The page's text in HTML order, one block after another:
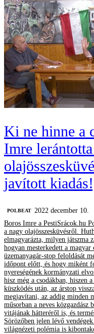
Ki ne hinne a
Imre
javított
‎POLBEAT 2022 december 10.
Boros Imre a PestiSrácok.hu
a nagy olajösszesküvésről.
elmagyarázta, milyen játszma
hogyan mesterkedett a
üzemanyagár-stop feloldását
időpont előtt, és hogy miként
nyereségének kormányzati
hisz még a csodákban, hiszen
küszködés után, az árstop
megjavítani, az addig minden
műsorban a neves
vitájának hátteréről is, és
Sörözőben jelen lévő
világnézeti polémia is